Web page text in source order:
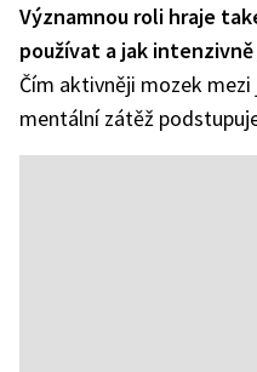
Významnou roli hraje
používat a jak
Čím aktivněji mozek
mentální zátěž